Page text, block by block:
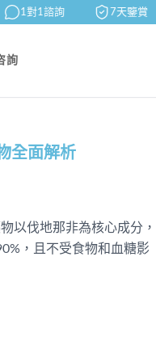
1對1諮詢 7天鑒賞
詢
全面解析
以伐地那非為核心成分，
，且不受食物和血糖影